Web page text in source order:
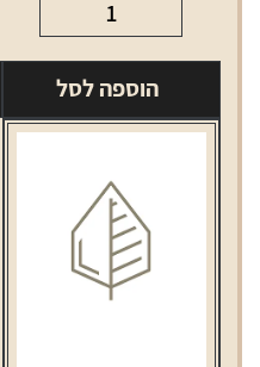
של
אל
נייט
Night
הוספה לסל